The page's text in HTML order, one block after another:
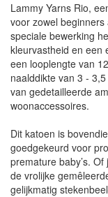
Lammy Yarns Rio,
voor zowel
speciale bewerking
kleurvastheid en een
een looplengte van
naalddikte van 3 -
van gedetailleerde
woonaccessoires.
Dit katoen is
goedgekeurd voor
premature baby’s.
de vrolijke
gelijkmatig